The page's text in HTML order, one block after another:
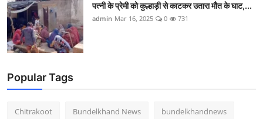
पत्नी के प्रेमी को कुल्हाड़ी से काटकर उतारा मौत के घाट,...
admin Mar 16, 2025 0 731
Popular Tags
Chitrakoot Bundelkhand News bundelkhandnews